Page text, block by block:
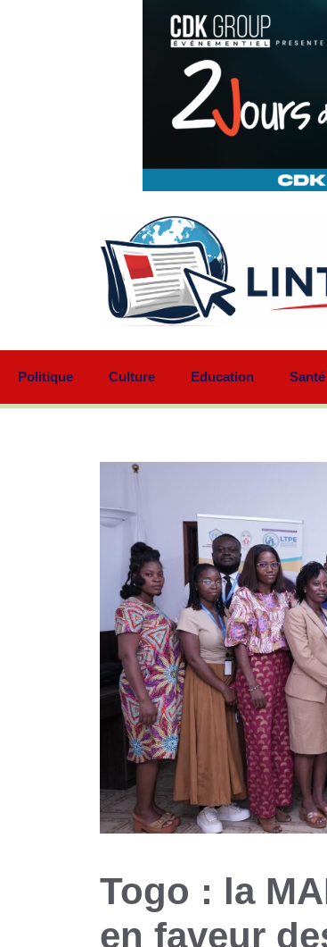
Politique Culture Education Santé
Togo : la
en faveur